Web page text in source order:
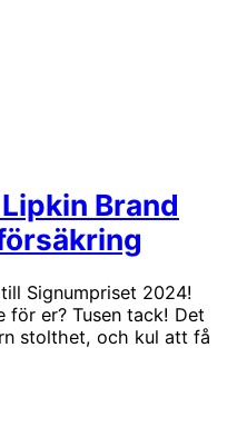
Brand
Signumpriset 2024!
för er? Tusen tack! Det
stolthet, och kul att få